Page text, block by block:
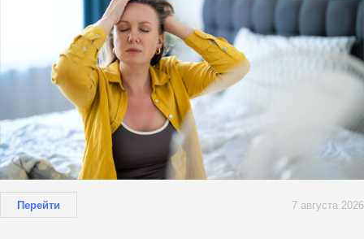
Перейти 7 августа 2026